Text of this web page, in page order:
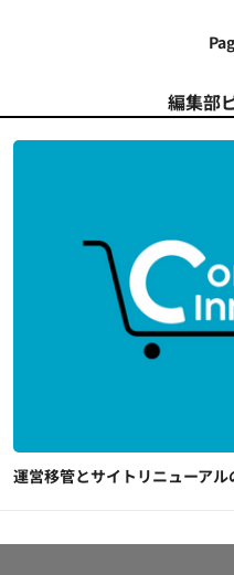
編集部
運営移管とサイトリニューアル